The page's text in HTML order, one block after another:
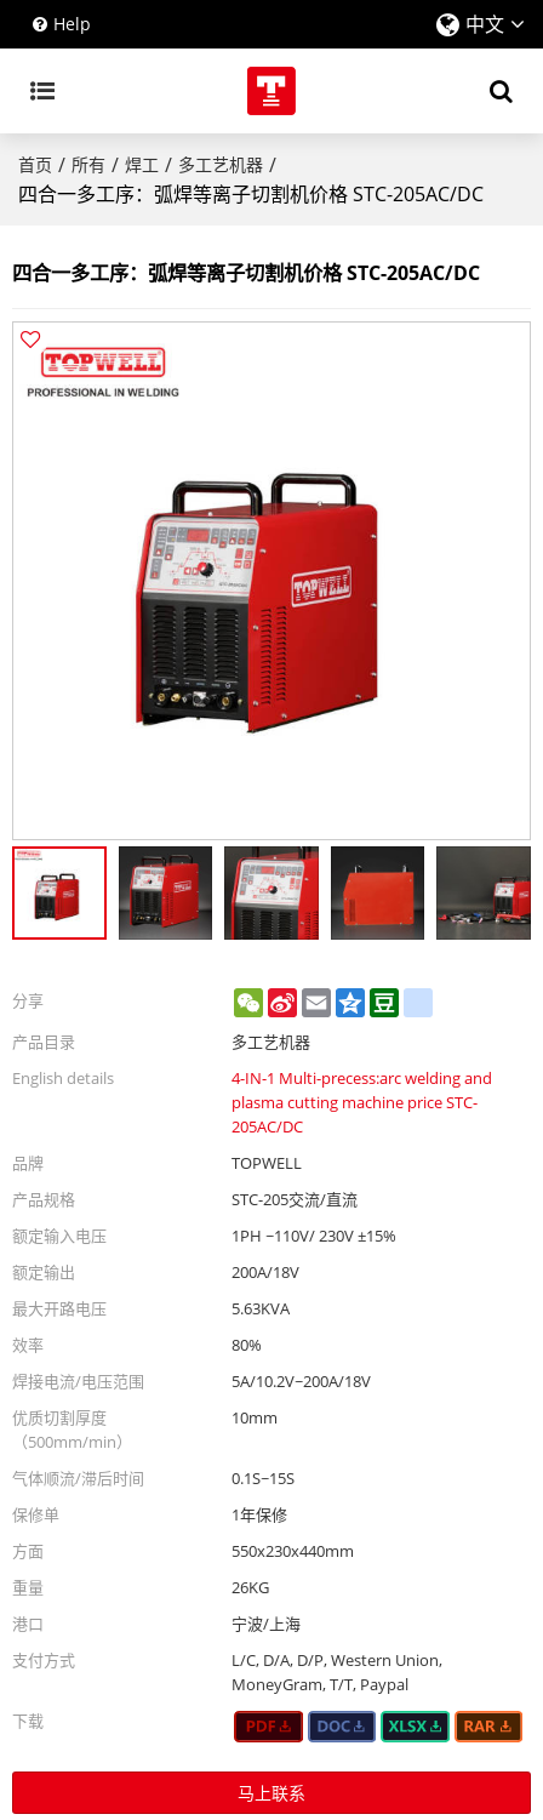
Help 中文
首页 / 所有 / 焊工 / 多工艺机器 /
四合一多工序：弧焊等离子切割机价格 STC-205AC/DC
四合一多工序：弧焊等离子切割机价格 STC-205AC/DC
分享 WeChat
Sina
Weibo
Email Qzone
产品目录
多工艺机器
English details
4-IN-1 Multi-precess:arc welding and
plasma cutting machine price STC-
205AC/DC
品牌
TOPWELL
产品规格
STC-205交流/直流
额定输入电压
1PH ~110V/ 230V ±15%
额定输出
200A/18V
最大开路电压
5.63KVA
效率
80%
焊接电流/电压范围
5A/10.2V~200A/18V
优质切割厚度
（500mm/min）
10mm
气体顺流/滞后时间
0.1S~15S
保修单
1年保修
方面
550x230x440mm
重量
26KG
港口
宁波/上海
支付方式
L/C, D/A, D/P, Western Union,
MoneyGram, T/T, Paypal
下载
马上联系